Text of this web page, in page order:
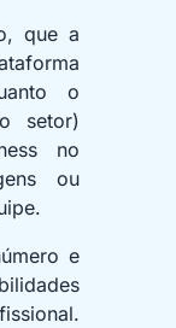
que a
o
setor)
no
ou
e